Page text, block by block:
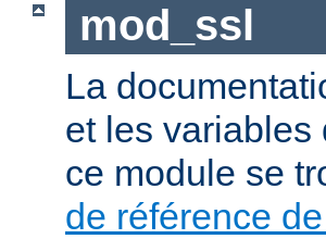
mod_ssl
La
et les variables
ce module se
de référence